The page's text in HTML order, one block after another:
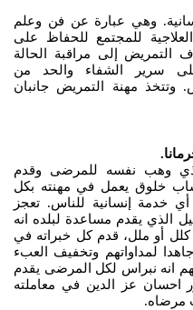
وهي عبارة عن فن وعلم
للمجتمع للحفاظ على
التمريض إلى مراقبة الحالة
سرير الشفاء والحد من
وتتخذ مهنة التمريض جانبان
وهب نفسه للمرضى وقدم
خلوق يعمل في مهنته بكل
خدمة إنسانية للناس. تعجز
الذي يقدم مساعدة لبلده انه
أو ملل، قدم كل خبراته في
لمداواتهم وتخفيف العبء
انه نبراس لكل المرضى يقدم
احسان عز الدين في معاملته
مرضاه.